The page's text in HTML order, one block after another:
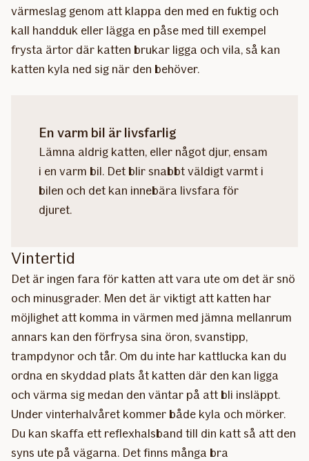
värmeslag genom att klappa den med en fuktig och
kall handduk eller lägga en påse med till exempel
frysta ärtor där katten brukar ligga och vila, så kan
katten kyla ned sig när den behöver.
En varm bil är livsfarlig
Lämna aldrig katten, eller något djur, ensam
i en varm bil. Det blir snabbt väldigt varmt i
bilen och det kan innebära livsfara för
djuret.
Vintertid
Det är ingen fara för katten att vara ute om det är snö
och minusgrader. Men det är viktigt att katten har
möjlighet att komma in värmen med jämna mellanrum
annars kan den förfrysa sina öron, svanstipp,
trampdynor och tår. Om du inte har kattlucka kan du
ordna en skyddad plats åt katten där den kan ligga
och värma sig medan den väntar på att bli insläppt.
Under vinterhalvåret kommer både kyla och mörker.
Du kan skaffa ett reflexhalsband till din katt så att den
syns ute på vägarna. Det finns många bra